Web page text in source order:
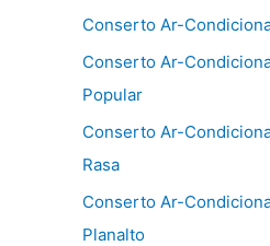
Conserto Ar-
Conserto Ar-
Popular
Conserto Ar-
Rasa
Conserto Ar-
Planalto